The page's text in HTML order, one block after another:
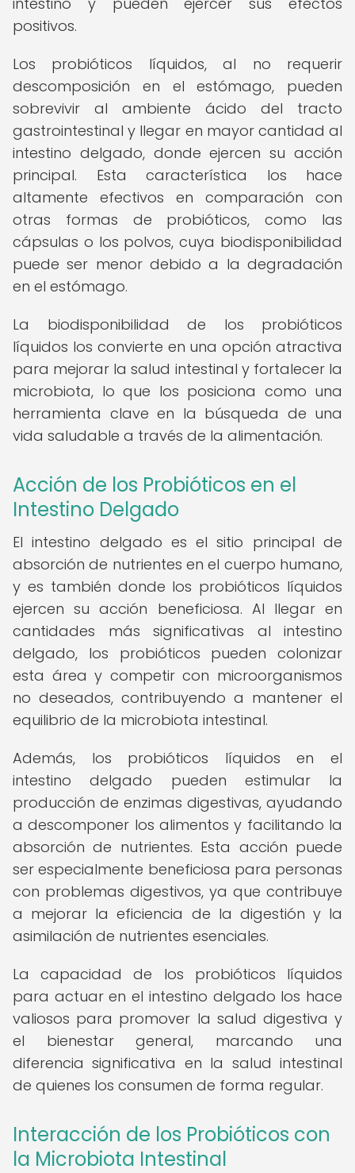
positivos.
Los probióticos líquidos, al no requerir
descomposición en el estómago, pueden
sobrevivir al ambiente ácido del tracto
gastrointestinal y llegar en mayor cantidad al
intestino delgado, donde ejercen su acción
principal. Esta característica los hace
altamente efectivos en comparación con
otras formas de probióticos, como las
cápsulas o los polvos, cuya biodisponibilidad
puede ser menor debido a la degradación
en el estómago.
La biodisponibilidad de los probióticos
líquidos los convierte en una opción atractiva
para mejorar la salud intestinal y fortalecer la
microbiota, lo que los posiciona como una
herramienta clave en la búsqueda de una
vida saludable a través de la alimentación.
Acción de los Probióticos en el
Intestino Delgado
El intestino delgado es el sitio principal de
absorción de nutrientes en el cuerpo humano,
y es también donde los probióticos líquidos
ejercen su acción beneficiosa. Al llegar en
cantidades más significativas al intestino
delgado, los probióticos pueden colonizar
esta área y competir con microorganismos
no deseados, contribuyendo a mantener el
equilibrio de la microbiota intestinal.
Además, los probióticos líquidos en el
intestino delgado pueden estimular la
producción de enzimas digestivas, ayudando
a descomponer los alimentos y facilitando la
absorción de nutrientes. Esta acción puede
ser especialmente beneficiosa para personas
con problemas digestivos, ya que contribuye
a mejorar la eficiencia de la digestión y la
asimilación de nutrientes esenciales.
La capacidad de los probióticos líquidos
para actuar en el intestino delgado los hace
valiosos para promover la salud digestiva y
el bienestar general, marcando una
diferencia significativa en la salud intestinal
de quienes los consumen de forma regular.
Interacción de los Probióticos con
la Microbiota Intestinal